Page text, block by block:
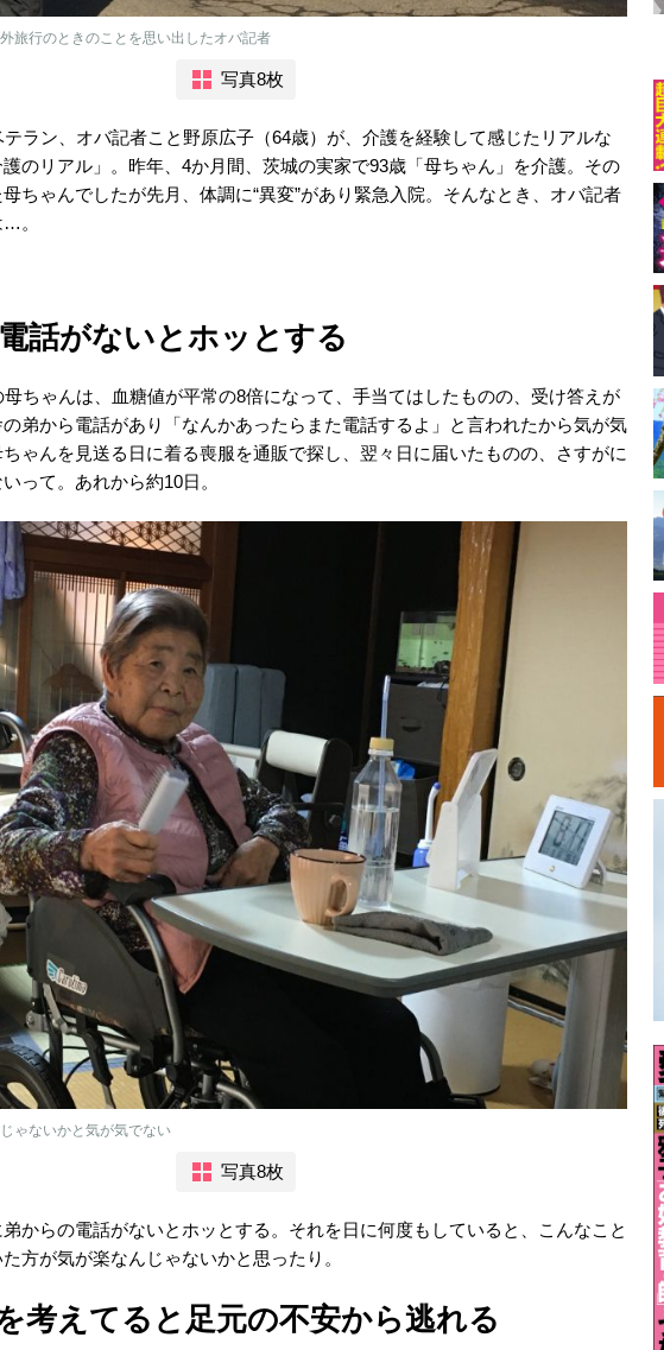
旅行のときのことを思い出したオバ記者
写真8枚
ラン、オバ記者こと野原広子（64歳）が、介護を経験して感じたリアルな
のリアル」。昨年、4か月間、茨城の実家で93歳「母ちゃん」を介護。その
ちゃんでしたが先月、体調に“異変”があり緊急入院。そんなとき、オバ記者
。
話がないとホッとする
母ちゃんは、血糖値が平常の8倍になって、手当てはしたものの、受け答えが
弟から電話があり「なんかあったらまた電話するよ」と言われたから気が気
ゃんを見送る日に着る喪服を通販で探し、翌々日に届いたものの、さすがに
って。あれから約10日。
ゃないかと気が気でない
写真8枚
からの電話がないとホッとする。それを日に何度もしていると、こんなこと
方が気が楽なんじゃないかと思ったり。
考えてると足元の不安から逃れる